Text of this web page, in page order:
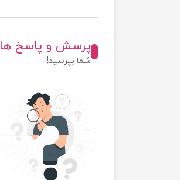
پرسش و پاسخ ها
شما بپرسید!